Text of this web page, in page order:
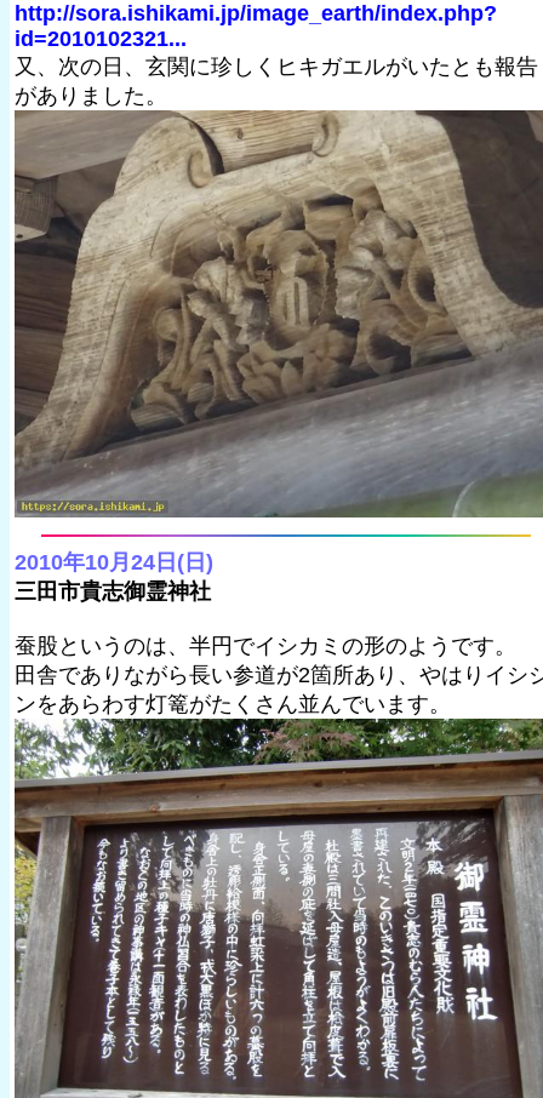
http://sora.ishikami.jp/image_earth/index.php?
id=2010102321...
又、次の日、玄関に珍しくヒキガエルがいたとも報告
がありました。
2010年10月24日(日)
三田市貴志御霊神社
蚕股というのは、半円でイシカミの形のようです。
田舎でありながら長い参道が2箇所あり、やはりイシ
ンをあらわす灯篭がたくさん並んでいます。